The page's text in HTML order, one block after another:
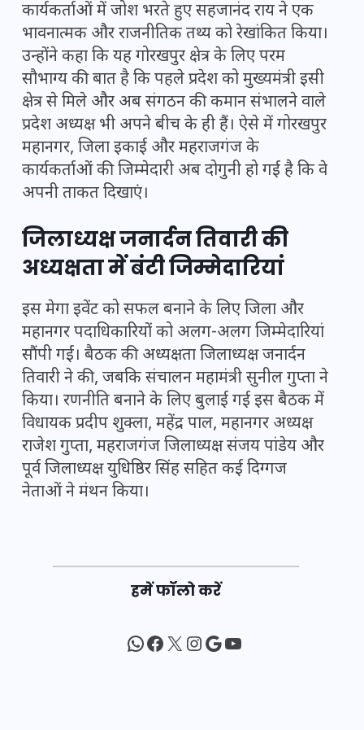
कार्यकर्ताओं में जोश भरते हुए सहजानंद राय ने एक
भावनात्मक और राजनीतिक तथ्य को रेखांकित किया।
उन्होंने कहा कि यह गोरखपुर क्षेत्र के लिए परम
सौभाग्य की बात है कि पहले प्रदेश को मुख्यमंत्री इसी
क्षेत्र से मिले और अब संगठन की कमान संभालने वाले
प्रदेश अध्यक्ष भी अपने बीच के ही हैं। ऐसे में गोरखपुर
महानगर, जिला इकाई और महराजगंज के
कार्यकर्ताओं की जिम्मेदारी अब दोगुनी हो गई है कि वे
अपनी ताकत दिखाएं।
जिलाध्यक्ष जनार्दन तिवारी की
अध्यक्षता में बंटी जिम्मेदारियां
इस मेगा इवेंट को सफल बनाने के लिए जिला और
महानगर पदाधिकारियों को अलग-अलग जिम्मेदारियां
सौंपी गईं। बैठक की अध्यक्षता जिलाध्यक्ष जनार्दन
तिवारी ने की, जबकि संचालन महामंत्री सुनील गुप्ता ने
किया। रणनीति बनाने के लिए बुलाई गई इस बैठक में
विधायक प्रदीप शुक्ला, महेंद्र पाल, महानगर अध्यक्ष
राजेश गुप्ता, महराजगंज जिलाध्यक्ष संजय पांडेय और
पूर्व जिलाध्यक्ष युधिष्ठिर सिंह सहित कई दिग्गज
नेताओं ने मंथन किया।
हमें फॉलो करें
WhatsApp
Facebook
X Instagram
Google
YouTube